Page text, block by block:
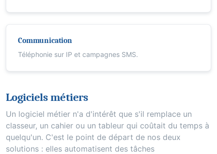
Communication
Téléphonie sur IP et campagnes SMS.
Logiciels métiers
Un logiciel métier n'a d'intérêt que s'il remplace un
classeur, un cahier ou un tableur qui coûtait du temps à
quelqu'un. C'est le point de départ de nos deux
solutions : elles automatisent des tâches